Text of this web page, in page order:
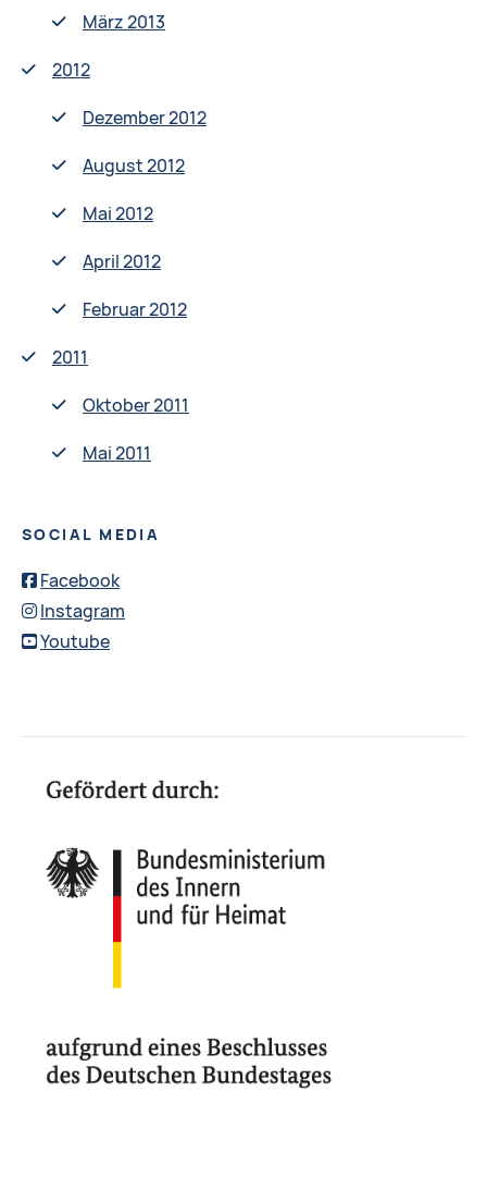
März 2013
2012
Dezember 2012
August 2012
Mai 2012
April 2012
Februar 2012
2011
Oktober 2011
Mai 2011
SOCIAL MEDIA
Facebook
Instagram
Youtube